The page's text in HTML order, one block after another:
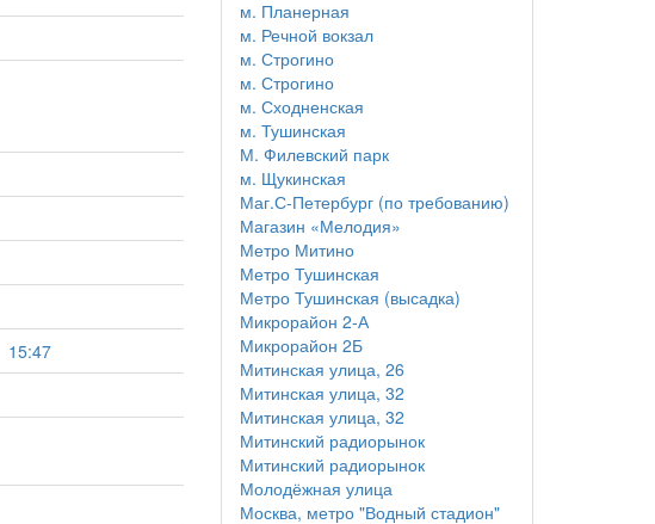
15:47
м. Планерная
м. Речной вокзал
м. Строгино
м. Строгино
м. Сходненская
м. Тушинская
М. Филевский парк
м. Щукинская
Маг.С-Петербург (по требованию)
Магазин «Мелодия»
Метро Митино
Метро Тушинская
Метро Тушинская (высадка)
Микрорайон 2-А
Микрорайон 2Б
Митинская улица, 26
Митинская улица, 32
Митинская улица, 32
Митинский радиорынок
Митинский радиорынок
Молодёжная улица
Москва, метро "Водный стадион"